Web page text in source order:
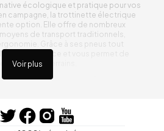
Voir plus
écologique et pratique pour vos
campagne, la trottinette électrique
option. Elle offre de nombreux
de transport traditionnels,
Grâce à ses pneus tout
adhérence et vous permet de
sortes de terrains.
terrain ergonomique
pas à vous soucier de l’état de sa
de pneus résistants qui peuvent